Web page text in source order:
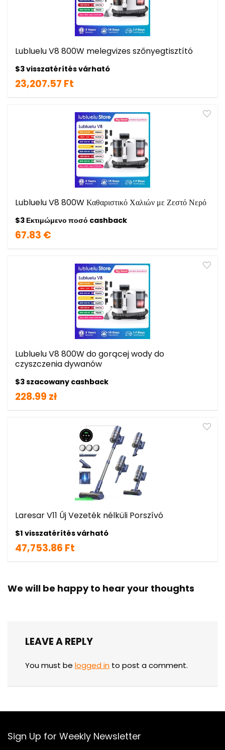
Lubluelu V8 800W melegvizes szőnyegtisztító
$3 visszatérítés várható
23,207.57 Ft
Lubluelu V8 800W Καθαριστικό Χαλιών με Ζεστό Νερό
$3 Εκτιμώμενο ποσό cashback
67.83 €
Lubluelu V8 800W do gorącej wody do
czyszczenia dywanów
$3 szacowany cashback
228.99 zł
Laresar V11 Új Vezeték nélküli Porszívó
$1 visszatérítés várható
47,753.86 Ft
We will be happy to hear your thoughts
LEAVE A REPLY
You must be logged in to post a comment.
Sign Up for Weekly Newsletter